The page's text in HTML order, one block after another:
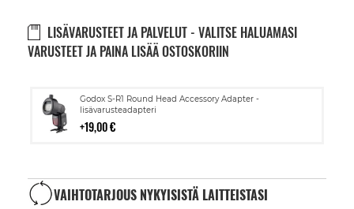
LISÄVARUSTEET JA PALVELUT - VALITSE HALUAMASI
VARUSTEET JA PAINA LISÄÄ OSTOSKORIIN
Godox S-R1 Round Head Accessory Adapter -
lisävarusteadapteri
19,00 €
Lisää
ostoskoriin
VAIHTOTARJOUS NYKYISISTÄ LAITTEISTASI